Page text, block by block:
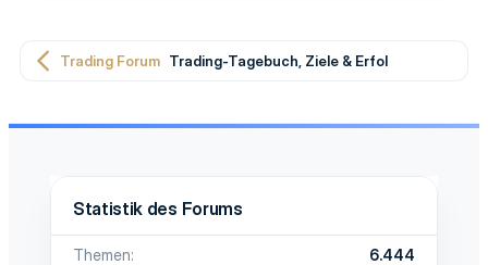
Trading Forum Trading-Tagebuch, Ziele & Erfolge
Statistik des Forums
Themen
6.444